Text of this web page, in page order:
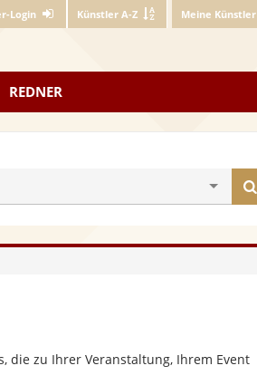
Login Künstler A-Z Meine Künstler
REDNER
die zu Ihrer Veranstaltung, Ihrem Event